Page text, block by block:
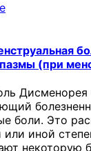
(при
боли. Это
иной
некоторую